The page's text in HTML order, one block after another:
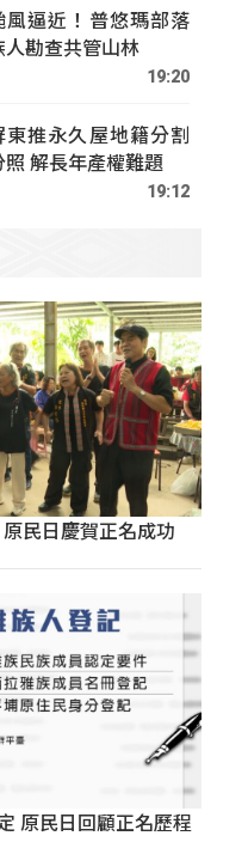
風逼近！普悠瑪部落
人勘查共管山林
19:20
東推永久屋地籍分割
照 解長年產權難題
19:12
民日慶賀正名成功
原民日回顧正名歷程